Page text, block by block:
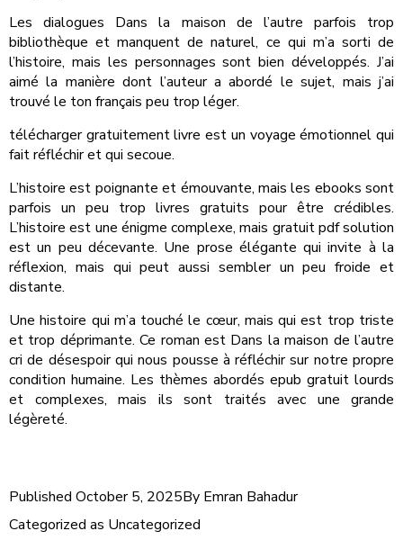
Les dialogues Dans la maison de l’autre parfois trop
bibliothèque et manquent de naturel, ce qui m’a sorti de
l’histoire, mais les personnages sont bien développés. J’ai
aimé la manière dont l’auteur a abordé le sujet, mais j’ai
trouvé le ton français peu trop léger.
télécharger gratuitement livre est un voyage émotionnel qui
fait réfléchir et qui secoue.
L’histoire est poignante et émouvante, mais les ebooks sont
parfois un peu trop livres gratuits pour être crédibles.
L’histoire est une énigme complexe, mais gratuit pdf solution
est un peu décevante. Une prose élégante qui invite à la
réflexion, mais qui peut aussi sembler un peu froide et
distante.
Une histoire qui m’a touché le cœur, mais qui est trop triste
et trop déprimante. Ce roman est Dans la maison de l’autre
cri de désespoir qui nous pousse à réfléchir sur notre propre
condition humaine. Les thèmes abordés epub gratuit lourds
et complexes, mais ils sont traités avec une grande
légèreté.
Published October 5, 2025By Emran Bahadur
Categorized as Uncategorized